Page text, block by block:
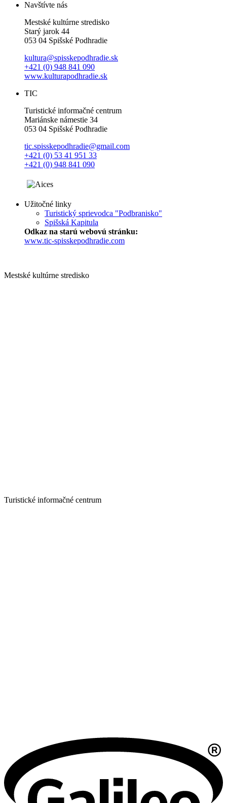
Navštívte nás
Mestské kultúrne stredisko
Starý jarok 44
053 04 Spišské Podhradie
kultura@spisskepodhradie.sk
+421 (0) 948 841 090
www.kulturapodhradie.sk
TIC
Turistické informačné centrum
Mariánske námestie 34
053 04 Spišské Podhradie
tic.spisskepodhradie@gmail.com
+421 (0) 53 41 951 33
+421 (0) 948 841 090
Užitočné linky
Turistický sprievodca "Podbranisko"
Spišská Kapitula
Odkaz na starú webovú stránku:
www.tic-spisskepodhradie.com
Mestské kultúrne stredisko
Turistické informačné centrum